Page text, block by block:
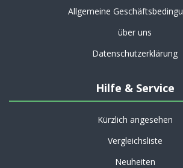
Allgemeine
über uns
Datenschutzerklärung
Hilfe & Service
Kürzlich angesehen
Vergleichsliste
Neuheiten